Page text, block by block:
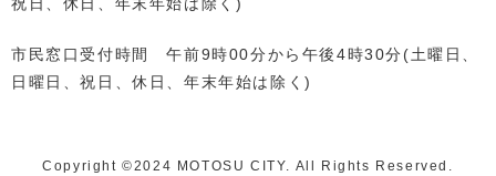
市民窓口受付時間 午前9時00分から午後4時30分(土曜日、
日曜日、祝日、休日、年末年始は除く)
Copyright ©️2024 MOTOSU CITY. All Rights Reserved.